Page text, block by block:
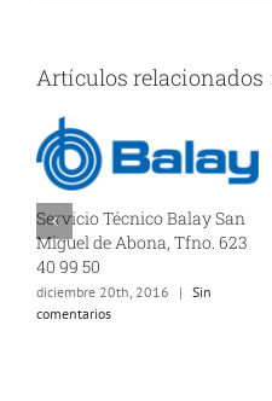
Artículos relacionados
Servicio Técnico Balay San
Miguel de Abona, Tfno. 623
40 99 50
diciembre 20th, 2016 | Sin
comentarios